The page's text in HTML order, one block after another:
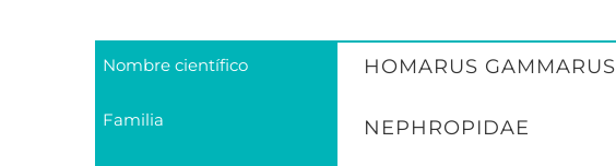
Nombre científico
Familia
HOMARUS GAMMARUS
NEPHROPIDAE